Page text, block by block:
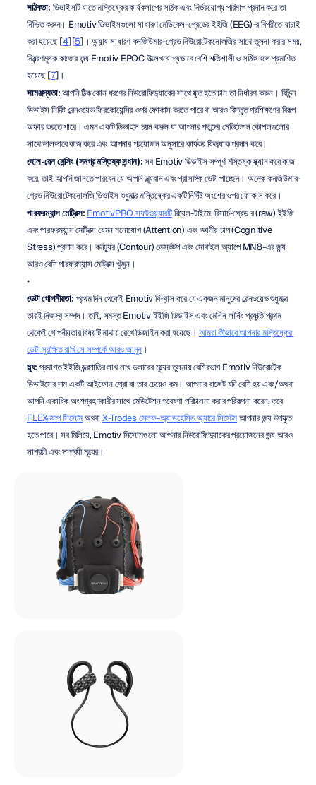
সঠিকতা: ডিভাইসটি যাতে মস্তিষ্কের কার্যকলাপের সঠিক এবং নির্ভরযোগ্য পরিমাপ প্রদান করে তা
নিশ্চিত করুন। Emotiv ডিভাইসগুলো সাধারণ মেডিকেল-গ্রেডের ইইজি (EEG)-র বিপরীতে যাচাই
করা হয়েছে [4][5]। অন্যান্য সাধারণ কনজিউমার-গ্রেড নিউরোটেকনোলজির সাথে তুলনা করার সময়,
নিয়ন্ত্রণমূলক কাজের জন্য Emotiv EPOC উল্লেখযোগ্যভাবে বেশি শক্তিশালী ও সঠিক বলে প্রমাণিত
হয়েছে [7]।
সামঞ্জস্যতা: আপনি ঠিক কোন ধরণের নিউরোফিডব্যাকের সাথে যুক্ত হতে চান তা নির্ধারণ করুন। বিভিন্ন
ডিভাইস নির্দিষ্ট ব্রেনওয়েভ ফ্রিকোয়েন্সির ওপর ফোকাস করতে পারে বা আরও বিস্তৃত প্রশিক্ষণের বিকল্প
অফার করতে পারে। এমন একটি ডিভাইস চয়ন করুন যা আপনার পছন্দের মেডিটেশন কৌশলগুলোর
সাথে ভালভাবে কাজ করে এবং আপনার প্রয়োজন অনুসারে কার্যকর ফিডব্যাক প্রদান করে।
হোল-ব্রেন সেন্সিং (সমগ্র মস্তিষ্ক সন্ধান): সব Emotiv ডিভাইস সম্পূর্ণ মস্তিষ্ক স্ক্যান করে কাজ
করে, তাই আপনি জানতে পারবেন যে আপনি মূল্যবান এবং প্রাসঙ্গিক ডেটা পাচ্ছেন। অনেক কনজিউমার-
গ্রেড নিউরোটেকনোলজি ডিভাইস শুধুমাত্র মস্তিষ্কের একটি নির্দিষ্ট অংশের ওপর ফোকাস করে।
পারফরম্যান্স মেট্রিক্স: EmotivPRO সফটওয়্যারটি রিয়েল-টাইমে, রিসার্চ-গ্রেড র (raw) ইইজি
এবং পারফরম্যান্স মেট্রিক্স যেমন মনোযোগ (Attention) এবং জ্ঞানীয় চাপ (Cognitive
Stress) প্রদান করে। কনট্যুর (Contour) ডেস্কটপ এবং মোবাইল অ্যাপে MN8-এর জন্য
আরও বেশি পারফরম্যান্স মেট্রিক্স খুঁজুন।
ডেটা গোপনীয়তা: প্রথম দিন থেকেই Emotiv বিশ্বাস করে যে একজন মানুষের ব্রেনওয়েভ শুধুমাত্র
তারই নিজস্ব সম্পদ। তাই, সমস্ত Emotiv ইইজি ডিভাইস এবং মেশিন লার্নিং প্রযুক্তি প্রথম
থেকেই গোপনীয়তার বিষয়টি মাথায় রেখে ডিজাইন করা হয়েছে। আমরা কীভাবে আপনার মস্তিষ্কের
ডেটা সুরক্ষিত রাখি সে সম্পর্কে আরও জানুন ।
মূল্য: প্রথাগত ইইজি যন্ত্রপাতির লাখ লাখ ডলারের মূল্যের তুলনায় বেশিরভাগ Emotiv নিউরোটেক
ডিভাইসের দাম একটি আইফোন প্রো বা তার চেয়েও কম। আপনার বাজেট যদি বেশি হয় এবং/অথবা
আপনি একাধিক অংশগ্রহণকারীর সাথে মেডিটেশন গবেষণা পরিচালনা করার পরিকল্পনা করেন, তবে
FLEX ক্যাপ সিস্টেম অথবা X-Trodes সেলফ-অ্যাডহেসিভ অ্যারে সিস্টেম আপনার জন্য উপযুক্ত
হতে পারে। সব মিলিয়ে, Emotiv সিস্টেমগুলো আপনার নিউরোফিডব্যাকের প্রয়োজনের জন্য আরও
সাশ্রয়ী এবং সাশ্রয়ী মূল্যের।